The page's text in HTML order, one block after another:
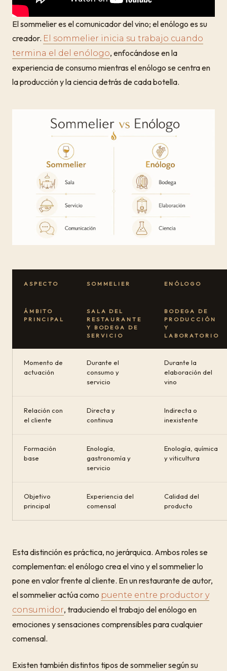
El sommelier es el comunicador del vino; el enólogo es su
creador. El sommelier inicia su trabajo cuando
termina el del enólogo, enfocándose en la
experiencia de consumo mientras el enólogo se centra en
la producción y la ciencia detrás de cada botella.
ASPECTO SOMMELIER ENÓLOGO
ÁMBITO
PRINCIPAL
SALA DEL
RESTAURANTE
Y BODEGA DE
SERVICIO
BODEGA DE
PRODUCCIÓN
Y
LABORATORIO
Momento de
actuación
Durante el
consumo y
servicio
Durante la
elaboración del
vino
Relación con
el cliente
Directa y
continua
Indirecta o
inexistente
Formación
base
Enología,
gastronomía y
servicio
Enología, química
y viticultura
Objetivo
principal
Experiencia del
comensal
Calidad del
producto
Esta distinción es práctica, no jerárquica. Ambos roles se
complementan: el enólogo crea el vino y el sommelier lo
pone en valor frente al cliente. En un restaurante de autor,
el sommelier actúa como puente entre productor y
consumidor, traduciendo el trabajo del enólogo en
emociones y sensaciones comprensibles para cualquier
comensal.
Existen también distintos tipos de sommelier según su